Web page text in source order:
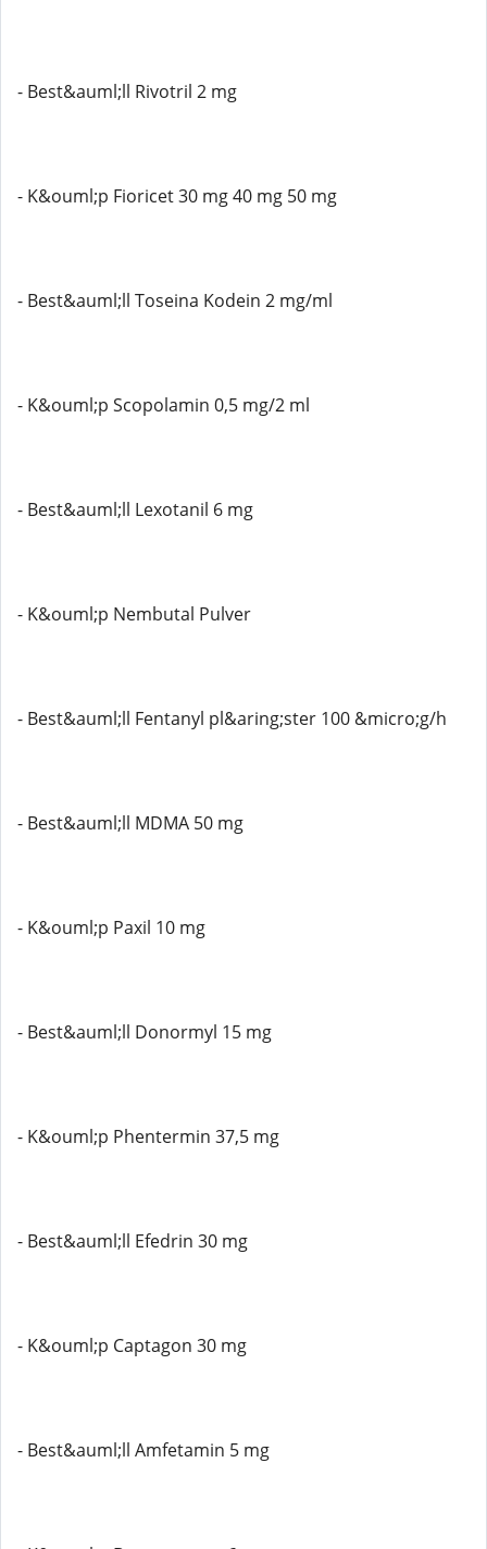
- Best&auml;ll Rivotril 2 mg
- K&ouml;p Fioricet 30 mg 40 mg 50 mg
- Best&auml;ll Toseina Kodein 2 mg/ml
- K&ouml;p Scopolamin 0,5 mg/2 ml
- Best&auml;ll Lexotanil 6 mg
- K&ouml;p Nembutal Pulver
- Best&auml;ll Fentanyl pl&aring;ster 100 &micro;g/h
- Best&auml;ll MDMA 50 mg
- K&ouml;p Paxil 10 mg
- Best&auml;ll Donormyl 15 mg
- K&ouml;p Phentermin 37,5 mg
- Best&auml;ll Efedrin 30 mg
- K&ouml;p Captagon 30 mg
- Best&auml;ll Amfetamin 5 mg